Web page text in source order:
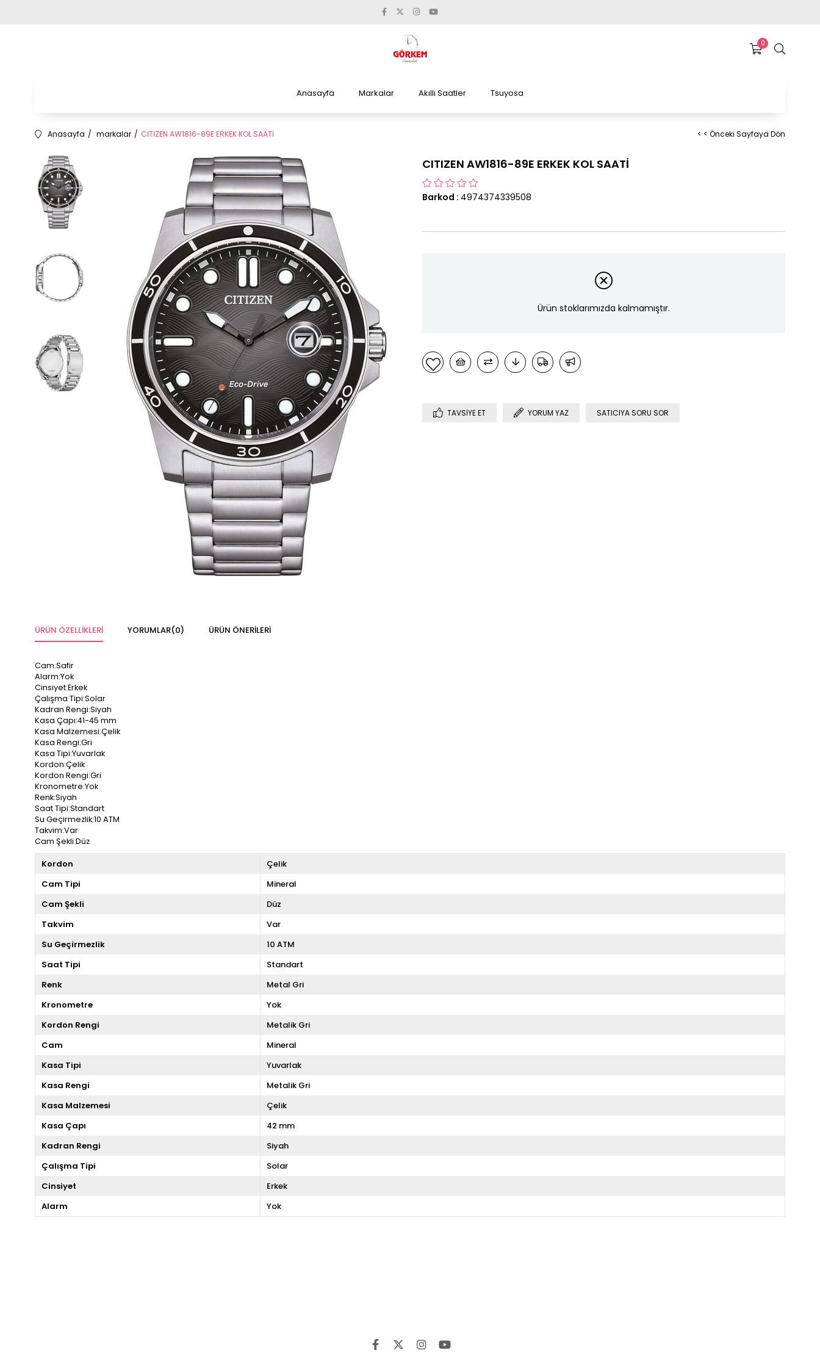
0
Anasayfa Markalar Akıllı Saatler Tsuyosa
Anasayfa markalar CITIZEN AW1816-89E ERKEK KOL SAATİ < < Önceki Sayfaya Dön
CITIZEN AW1816-89E ERKEK KOL SAATİ
Barkod : 4974374339508
Ürün stoklarımızda kalmamıştır.
TAVSIYE ET YORUM YAZ SATICIYA SORU SOR
ÜRÜN ÖZELLIKLERI YORUMLAR(0) ÜRÜN ÖNERILERI
Cam:Safir
Alarm:Yok
Cinsiyet:Erkek
Çalışma Tipi:Solar
Kadran Rengi:Siyah
Kasa Çapı:41-45 mm
Kasa Malzemesi:Çelik
Kasa Rengi:Gri
Kasa Tipi:Yuvarlak
Kordon:Çelik
Kordon Rengi:Gri
Kronometre:Yok
Renk:Siyah
Saat Tipi:Standart
Su Geçirmezlik:10 ATM
Takvim:Var
Cam Şekli:Düz
Kordon
Çelik
Cam Tipi
Mineral
Cam Şekli
Düz
Takvim
Var
Su Geçirmezlik
10 ATM
Saat Tipi
Standart
Renk
Metal Gri
Kronometre
Yok
Kordon Rengi
Metalik Gri
Cam
Mineral
Kasa Tipi
Yuvarlak
Kasa Rengi
Metalik Gri
Kasa Malzemesi
Çelik
Kasa Çapı
42 mm
Kadran Rengi
Siyah
Çalışma Tipi
Solar
Cinsiyet
Erkek
Alarm
Yok